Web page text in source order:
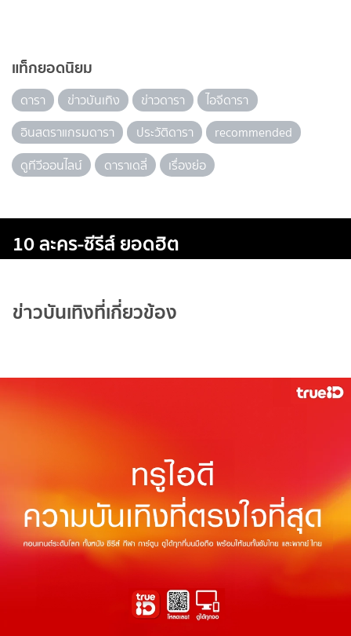
แท็กยอดนิยม
ดารา ข่าวบันเทิง ข่าวดารา
ไอจีดารา
อินสตราแกรมดารา
ประวัติดารา
recommended
ดูทีวีออนไลน์
ดาราเดลี่ เรื่องย่อ
10 ละคร-ซีรีส์ ยอดฮิต
ข่าวบันเทิงที่เกี่ยวข้อง